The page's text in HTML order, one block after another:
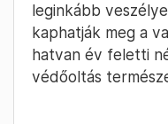
leginkább
kaphatják meg a
hatvan év feletti
védőoltás